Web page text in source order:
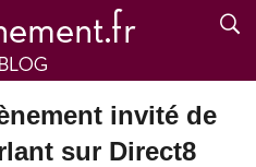
invité de
sur Direct8